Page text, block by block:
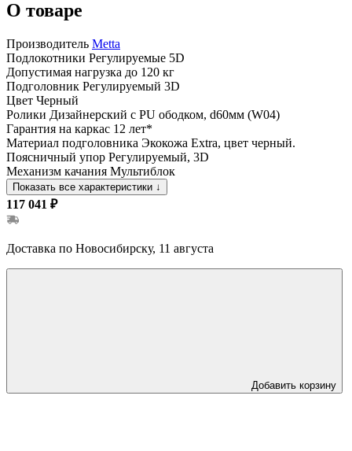
О товаре
Производитель Metta
Подлокотники Регулируемые 5D
Допустимая нагрузка до 120 кг
Подголовник Регулируемый 3D
Цвет Черный
Ролики Дизайнерский с PU ободком, d60мм (W04)
Гарантия на каркас 12 лет*
Материал подголовника Экокожа Extra, цвет черный.
Поясничный упор Регулируемый, 3D
Механизм качания Мультиблок
Показать все характеристики ↓
117 041 ₽
Доставка по Новосибирску, 11 августа
Добавить корзину